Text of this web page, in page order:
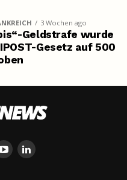
3 Wochen ago
Geldstrafe wurde
Gesetz auf 500